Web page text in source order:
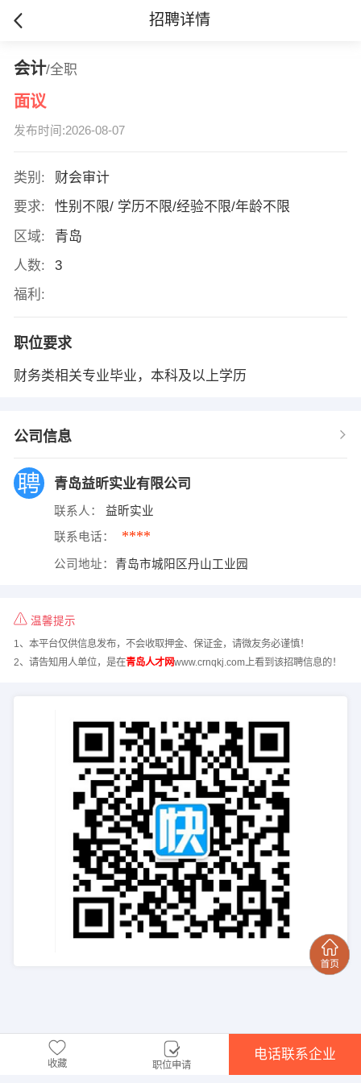
招聘详情
会计/全职
面议
发布时间:2026-08-07
类别:
财会审计
要求:
性别不限/ 学历不限/经验不限/年龄不限
区域:
青岛
人数:
3
福利:
职位要求
财务类相关专业毕业，本科及以上学历
公司信息
青岛益昕实业有限公司
联系人： 益昕实业
联系电话： ****
公司地址： 青岛市城阳区丹山工业园
温馨提示
1、本平台仅供信息发布，不会收取押金、保证金，请微友务必谨慎！
2、请告知用人单位，是在青岛人才网www.crnqkj.com上看到该招聘信息的！
收藏 职位申请
电话联系企业